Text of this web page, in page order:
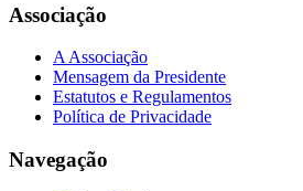
Associação
A Associação
Mensagem da Presidente
Estatutos e Regulamentos
Política de Privacidade
Navegação